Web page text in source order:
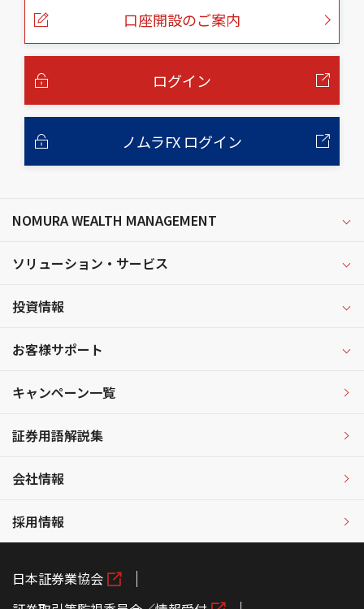
口座開設のご案内
ログイン
ノムラFX ログイン
NOMURA WEALTH MANAGEMENT
ソリューション・サービス
投資情報
お客様サポート
キャンペーン一覧
証券用語解説集
会社情報
採用情報
日本証券業協会